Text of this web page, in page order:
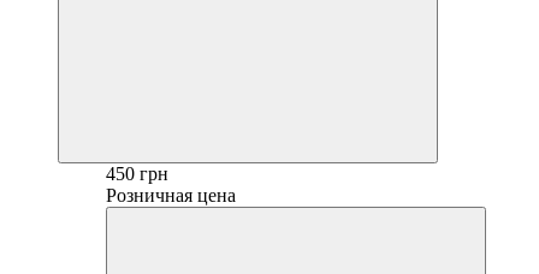
450 грн
Розничная цена